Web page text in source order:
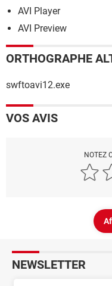
AVI Player
AVI Preview
ORTHOGRAPHE
swftoavi12.exe
VOS AVIS
NOTEZ
NEWSLETTER